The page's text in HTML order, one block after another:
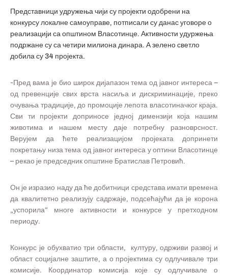
Представници удружења чији су пројекти одобрени на
конкурсу локалне самоуправе, потписали су данас уговоре о
реализацији са општином Власотинце. Активности удуржења
подржане су са четири милиона динара. А зелено светло
добила су 34 пројекта.
-Пред вама је био широк дијапазон тема од јавног интереса –
од превенције свих врста насиља и дискриминације, преко
очувања традиције, до промоције лепота власотиначког краја.
Сви ти пројекти доприносе једној димензији која нашим
животима и нашем месту даје потребну разноврсност.
Верујем да ћете реализацијом пројеката допринети
покретању низа тема од јавног интереса у оптини Власотинце
– рекао је председник општине Братислав Петровић.
Он је изразио наду да ће добитници средстава имати времена
да квалитетно реализују садржаје, подсећајући да је корона
„успорила“ многе активности и конкурсе у претходном
периоду.
Конкурс је обухватио три области, културу, одрживи развој и
област социјалне заштите, а о пројектима су одлучивале три
комисије. Координатор комисија које су одлучивале о